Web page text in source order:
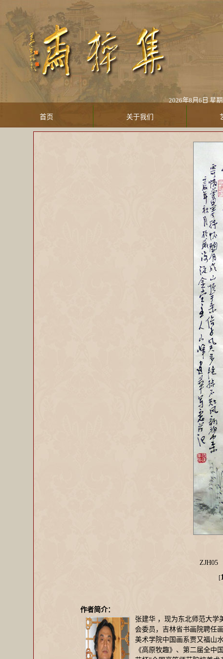
2026年8月6
首页 关于我们
ZJH05
[
作者简介：
张建华 ，现为东北师范大学
会委员，吉林省书画院聘任
美术学院中国画系贾又福山
《高原牧趣》、第二届全中